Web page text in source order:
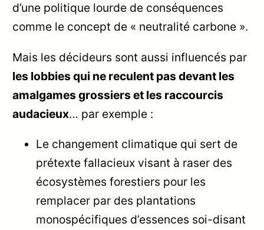
d’une politique lourde de conséquences
comme le concept de « neutralité carbone ».
Mais les décideurs sont aussi influencés par
les lobbies qui ne reculent pas devant les
amalgames grossiers et les raccourcis
audacieux… par exemple :
Le changement climatique qui sert de
prétexte fallacieux visant à raser des
écosystèmes forestiers pour les
remplacer par des plantations
monospécifiques d’essences soi-disant